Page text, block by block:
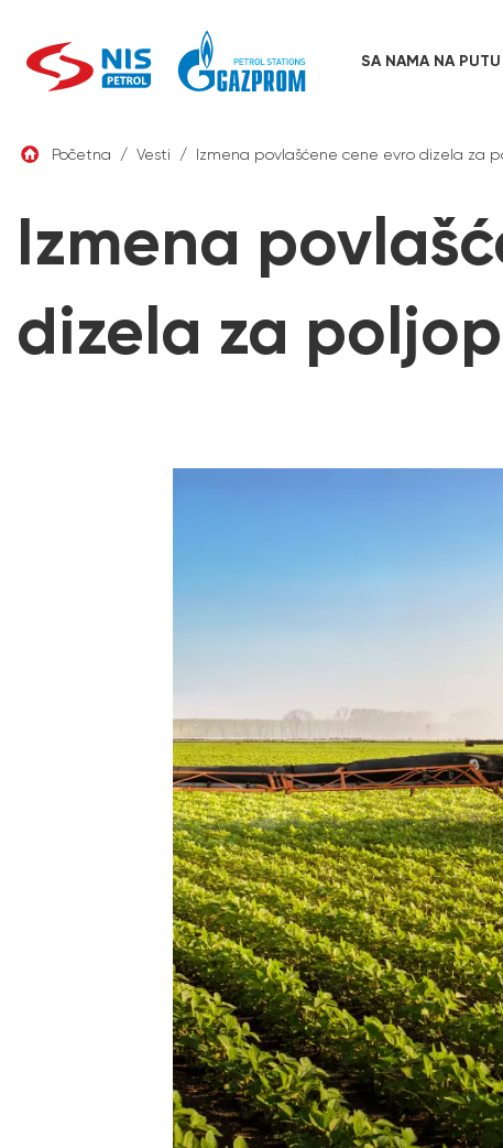
SA NAMA NA PUTU
Početna / Vesti / Izmena povlašćene cene evro dizela za
Izmena
dizela za